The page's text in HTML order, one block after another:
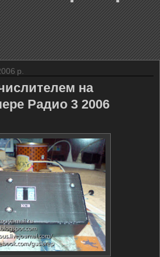
р.
на
Радио 3 2006